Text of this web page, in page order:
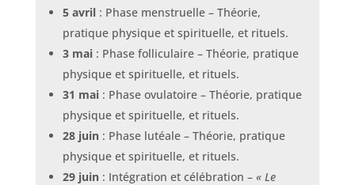
5 avril: Phase menstruelle – Théorie,
pratique physique et spirituelle, et rituels.
3 mai: Phase folliculaire – Théorie, pratique
physique et spirituelle, et rituels.
31 mai: Phase ovulatoire – Théorie, pratique
physique et spirituelle, et rituels.
28 juin: Phase lutéale – Théorie, pratique
physique et spirituelle, et rituels.
29 juin: Intégration et célébration – « Le